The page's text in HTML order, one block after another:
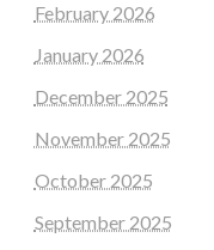
February 2026
January 2026
December 2025
November 2025
October 2025
September 2025